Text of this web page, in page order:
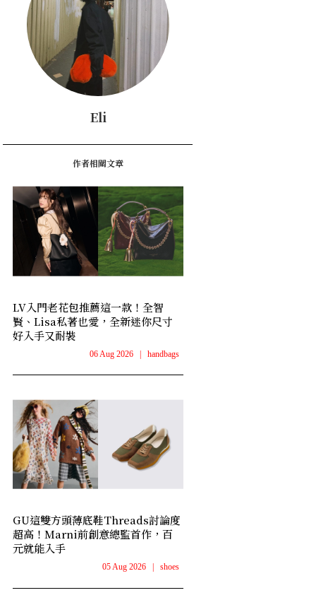
Eli
作者相關文章
LV入門老花包推薦這一款！全智
賢、Lisa私著也愛，全新迷你尺寸
好入手又耐裝
06 Aug 2026 | handbags
GU這雙方頭薄底鞋Threads討論度
超高！Marni前創意總監首作，百
元就能入手
05 Aug 2026 shoes